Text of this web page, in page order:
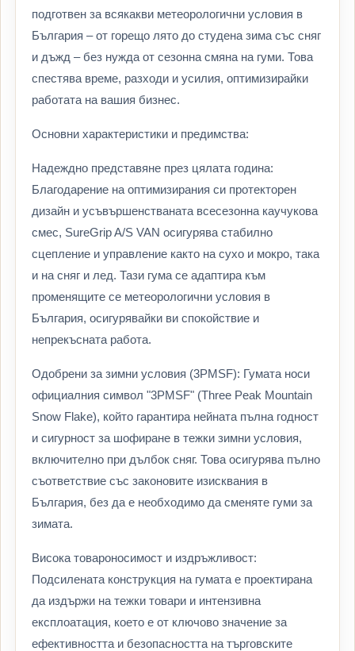
подготвен за всякакви метеорологични условия в
България – от горещо лято до студена зима със сняг
и дъжд – без нужда от сезонна смяна на гуми. Това
спестява време, разходи и усилия, оптимизирайки
работата на вашия бизнес.
Основни характеристики и предимства:
Надеждно представяне през цялата година:
Благодарение на оптимизирания си протекторен
дизайн и усъвършенстваната всесезонна каучукова
смес, SureGrip A/S VAN осигурява стабилно
сцепление и управление както на сухо и мокро, така
и на сняг и лед. Тази гума се адаптира към
променящите се метеорологични условия в
България, осигурявайки ви спокойствие и
непрекъсната работа.
Одобрени за зимни условия (3PMSF): Гумата носи
официалния символ "3PMSF" (Three Peak Mountain
Snow Flake), който гарантира нейната пълна годност
и сигурност за шофиране в тежки зимни условия,
включително при дълбок сняг. Това осигурява пълно
съответствие със законовите изисквания в
България, без да е необходимо да сменяте гуми за
зимата.
Висока товароносимост и издръжливост:
Подсилената конструкция на гумата е проектирана
да издържи на тежки товари и интензивна
експлоатация, което е от ключово значение за
ефективността и безопасността на търговските